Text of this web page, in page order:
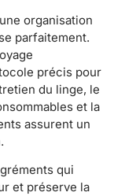
organisation
parfaitement.
précis pour
du linge, le
et la
assurent un
qui
et préserve la